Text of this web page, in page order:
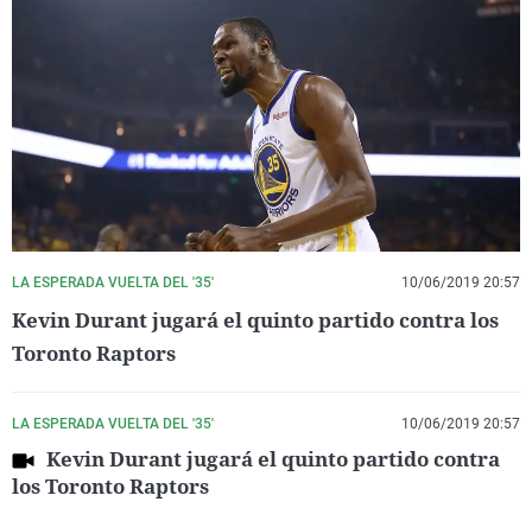
LA ESPERADA VUELTA DEL '35' 10/06/2019 20:57
Kevin Durant jugará el quinto partido contra los
Toronto Raptors
LA ESPERADA VUELTA DEL '35' 10/06/2019 20:57
Kevin Durant jugará el quinto partido contra
los Toronto Raptors